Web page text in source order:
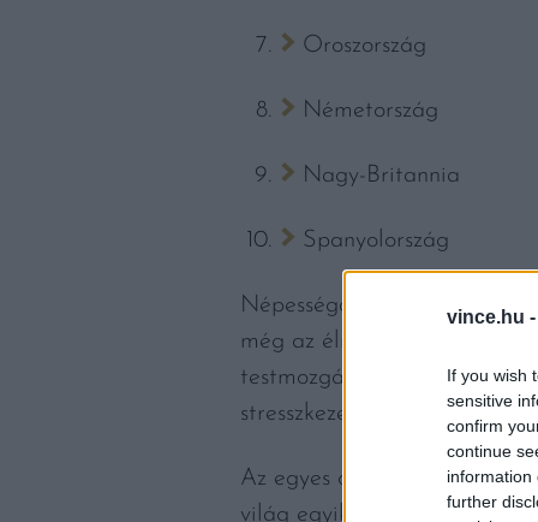
vince.hu -
If you wish
sensitive
confirm
continue
information
further
Oroszország
Németország
Nagy-Britannia
Spanyolország
Népességarányosan nézve
még az élmezőnyhöz –
testmozgás és az
stresszkezelés
Az egyes országokon belül
világ egyik ilyen kék zónája